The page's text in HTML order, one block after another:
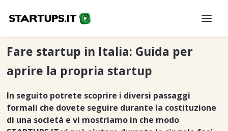
Fare startup in Italia: Guida per
aprire la propria startup
In seguito potrete scoprire i diversi passaggi
formali che dovete seguire durante la costituzione
di una società e vi mostriamo in che modo